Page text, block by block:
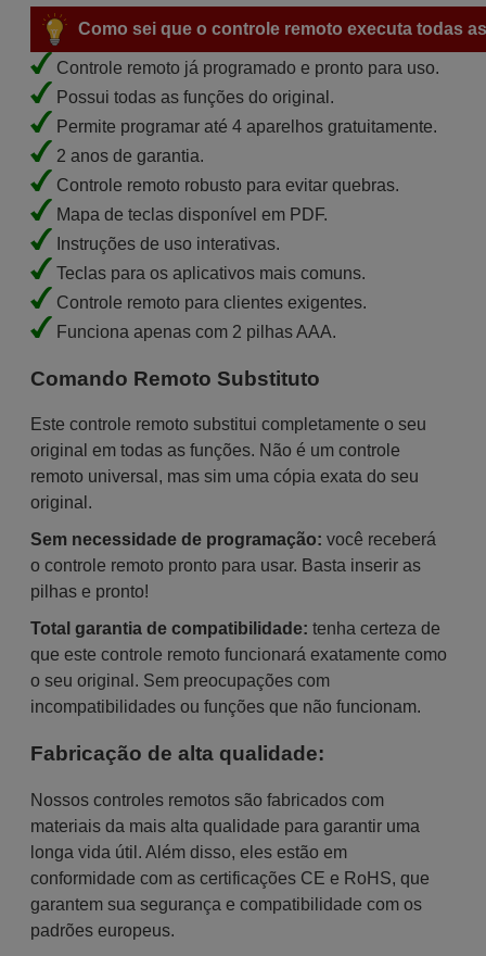
Como sei que o controle remoto executa todas
Controle remoto já programado e pronto para uso.
Possui todas as funções do original.
Permite programar até 4 aparelhos gratuitamente.
2 anos de garantia.
Controle remoto robusto para evitar quebras.
Mapa de teclas disponível em PDF.
Instruções de uso interativas.
Teclas para os aplicativos mais comuns.
Controle remoto para clientes exigentes.
Funciona apenas com 2 pilhas AAA.
Comando Remoto Substituto
Este controle remoto substitui completamente o seu
original em todas as funções. Não é um controle
remoto universal, mas sim uma cópia exata do seu
original.
Sem necessidade de programação: você receberá
o controle remoto pronto para usar. Basta inserir as
pilhas e pronto!
Total garantia de compatibilidade: tenha certeza de
que este controle remoto funcionará exatamente como
o seu original. Sem preocupações com
incompatibilidades ou funções que não funcionam.
Fabricação de alta qualidade:
Nossos controles remotos são fabricados com
materiais da mais alta qualidade para garantir uma
longa vida útil. Além disso, eles estão em
conformidade com as certificações CE e RoHS, que
garantem sua segurança e compatibilidade com os
padrões europeus.